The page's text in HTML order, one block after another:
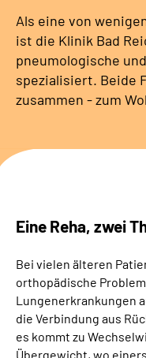
Karriere
Häufige Fragen
Patienten-Log-in
Als eine von
ist die Klinik Bad
pneumologische
spezialisiert. Beide
zusammen - zum
Eine Reha, zwei
Bei vielen älteren
orthopädische
Lungenerkrankungen
die Verbindung aus
es kommt zu
Übergewicht, wo